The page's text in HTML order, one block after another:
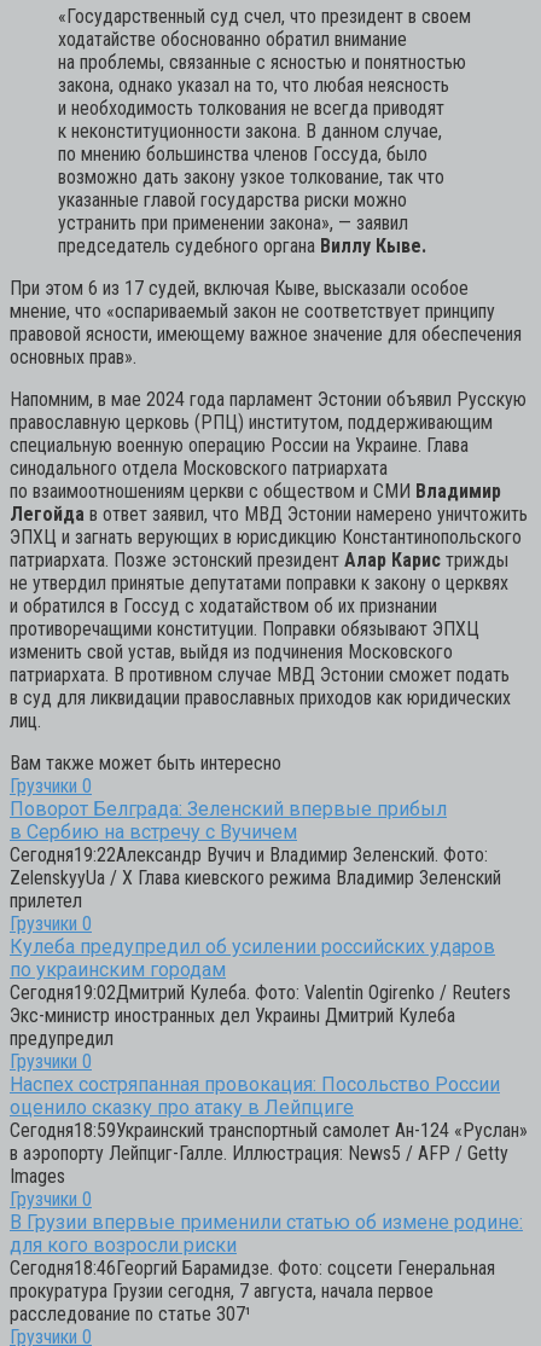
«Государственный суд счел, что президент в своем
ходатайстве обоснованно обратил внимание
на проблемы, связанные с ясностью и понятностью
закона, однако указал на то, что любая неясность
и необходимость толкования не всегда приводят
к неконституционности закона. В данном случае,
по мнению большинства членов Госсуда, было
возможно дать закону узкое толкование, так что
указанные главой государства риски можно
устранить при применении закона», — заявил
председатель судебного органа Виллу Кыве.
При этом 6 из 17 судей, включая Кыве, высказали особое
мнение, что «оспариваемый закон не соответствует принципу
правовой ясности, имеющему важное значение для обеспечения
основных прав».
Напомним, в мае 2024 года парламент Эстонии объявил Русскую
православную церковь (РПЦ) институтом, поддерживающим
специальную военную операцию России на Украине. Глава
синодального отдела Московского патриархата
по взаимоотношениям церкви с обществом и СМИ Владимир
Легойда в ответ заявил, что МВД Эстонии намерено уничтожить
ЭПХЦ и загнать верующих в юрисдикцию Константинопольского
патриархата. Позже эстонский президент Алар Карис трижды
не утвердил принятые депутатами поправки к закону о церквях
и обратился в Госсуд с ходатайством об их признании
противоречащими конституции. Поправки обязывают ЭПХЦ
изменить свой устав, выйдя из подчинения Московского
патриархата. В противном случае МВД Эстонии сможет подать
в суд для ликвидации православных приходов как юридических
лиц.
Вам также может быть интересно
Грузчики 0
Поворот Белграда: Зеленский впервые прибыл
в Сербию на встречу с Вучичем
Сегодня19:22Александр Вучич и Владимир Зеленский. Фото:
ZelenskyyUa / X Глава киевского режима Владимир Зеленский
прилетел
Грузчики 0
Кулеба предупредил об усилении российских ударов
по украинским городам
Сегодня19:02Дмитрий Кулеба. Фото: Valentin Ogirenko / Reuters
Экс-министр иностранных дел Украины Дмитрий Кулеба
предупредил
Грузчики 0
Наспех состряпанная провокация: Посольство России
оценило сказку про атаку в Лейпциге
Сегодня18:59Украинский транспортный самолет Ан-124 «Руслан»
в аэропорту Лейпциг-Галле. Иллюстрация: News5 / AFP / Getty
Images
Грузчики 0
В Грузии впервые применили статью об измене родине:
для кого возросли риски
Сегодня18:46Георгий Барамидзе. Фото: соцсети Генеральная
прокуратура Грузии сегодня, 7 августа, начала первое
расследование по статье 307¹
Грузчики 0